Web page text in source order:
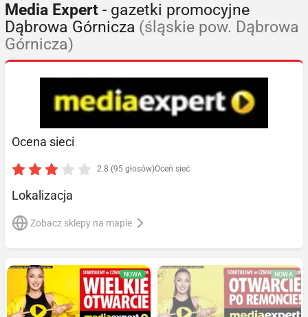
Media Expert - gazetki promocyjne
Dąbrowa Górnicza (śląskie pow. Dąbrowa
Górnicza)
Ocena sieci
2.8 (95 głosów)Oceń sieć
Lokalizacja
Zobacz sklepy na mapie
NOWA NOWA